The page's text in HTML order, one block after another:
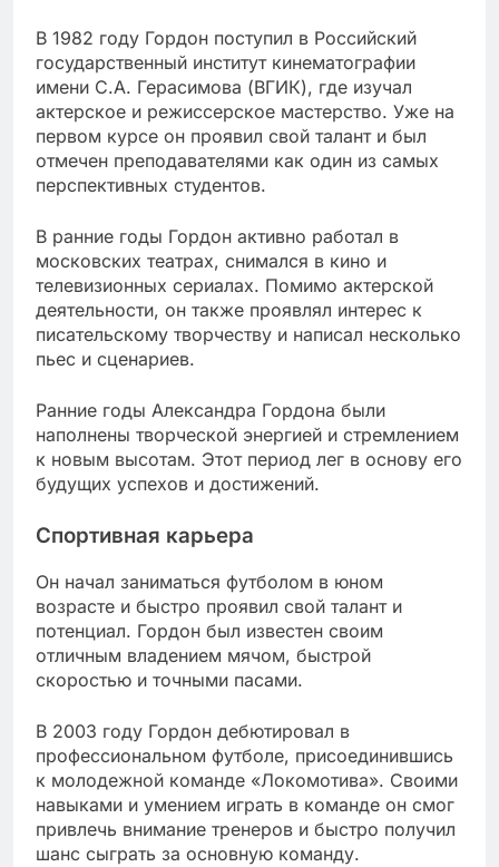
В 1982 году Гордон поступил в Российский
государственный институт кинематографии
имени С.А. Герасимова (ВГИК), где изучал
актерское и режиссерское мастерство. Уже на
первом курсе он проявил свой талант и был
отмечен преподавателями как один из самых
перспективных студентов.
В ранние годы Гордон активно работал в
московских театрах, снимался в кино и
телевизионных сериалах. Помимо актерской
деятельности, он также проявлял интерес к
писательскому творчеству и написал несколько
пьес и сценариев.
Ранние годы Александра Гордона были
наполнены творческой энергией и стремлением
к новым высотам. Этот период лег в основу его
будущих успехов и достижений.
Спортивная карьера
Он начал заниматься футболом в юном
возрасте и быстро проявил свой талант и
потенциал. Гордон был известен своим
отличным владением мячом, быстрой
скоростью и точными пасами.
В 2003 году Гордон дебютировал в
профессиональном футболе, присоединившись
к молодежной команде «Локомотива». Своими
навыками и умением играть в команде он смог
привлечь внимание тренеров и быстро получил
шанс сыграть за основную команду.